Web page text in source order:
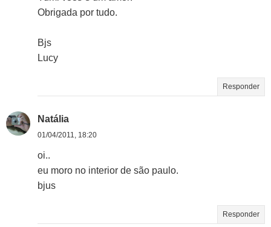
Obrigada por tudo.
Bjs
Lucy
Responder
Natália
01/04/2011, 18:20
oi..
eu moro no interior de são paulo.
bjus
Responder